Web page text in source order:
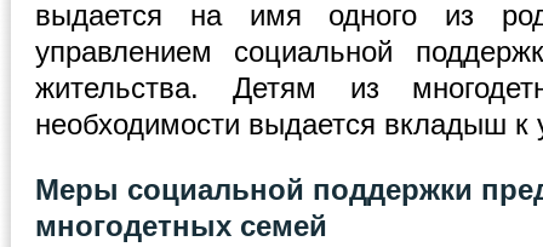
выдается на имя одного из
управлением социальной
жительства. Детям из
необходимости выдается вкладыш к
Меры социальной поддержки
многодетных семей